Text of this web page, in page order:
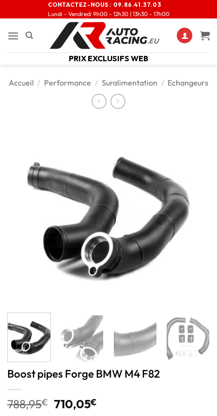
CONTACTEZ-NOUS : 09.86.41.37.03
Lundi - Vendredi 9h00 - 12h30 | 13h30 - 17h00
PRIX EXCLUSIFS WEB
Accueil / Performance / Suralimentation / Echangeurs
Boost pipes Forge BMW M4 F82
788,95€ 710,05€